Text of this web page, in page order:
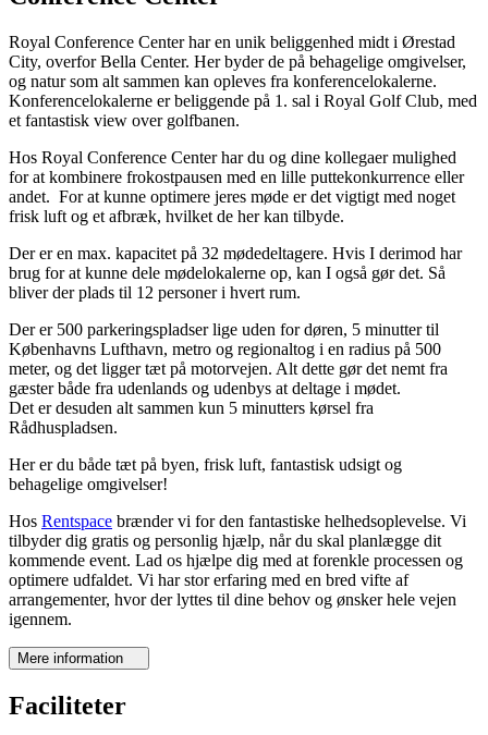
Royal Conference Center har en unik beliggenhed midt i Ørestad
City, overfor Bella Center. Her byder de på behagelige omgivelser,
og natur som alt sammen kan opleves fra konferencelokalerne.
Konferencelokalerne er beliggende på 1. sal i Royal Golf Club, med
et fantastisk view over golfbanen.
Hos Royal Conference Center har du og dine kollegaer mulighed
for at kombinere frokostpausen med en lille puttekonkurrence eller
andet. For at kunne optimere jeres møde er det vigtigt med noget
frisk luft og et afbræk, hvilket de her kan tilbyde.
Der er en max. kapacitet på 32 mødedeltagere. Hvis I derimod har
brug for at kunne dele mødelokalerne op, kan I også gør det. Så
bliver der plads til 12 personer i hvert rum.
Der er 500 parkeringspladser lige uden for døren, 5 minutter til
Københavns Lufthavn, metro og regionaltog i en radius på 500
meter, og det ligger tæt på motorvejen. Alt dette gør det nemt fra
gæster både fra udenlands og udenbys at deltage i mødet.
Det er desuden alt sammen kun 5 minutters kørsel fra
Rådhuspladsen.
Her er du både tæt på byen, frisk luft, fantastisk udsigt og
behagelige omgivelser!
Hos Rentspace brænder vi for den fantastiske helhedsoplevelse. Vi
tilbyder dig gratis og personlig hjælp, når du skal planlægge dit
kommende event. Lad os hjælpe dig med at forenkle processen og
optimere udfaldet. Vi har stor erfaring med en bred vifte af
arrangementer, hvor der lyttes til dine behov og ønsker hele vejen
igennem.
Mere information
Faciliteter